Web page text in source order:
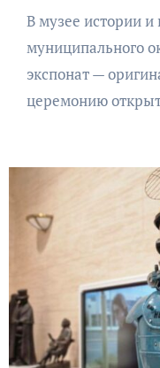
В музее истории и культуры Гурьевского
муниципального
экспонат —
церемонию